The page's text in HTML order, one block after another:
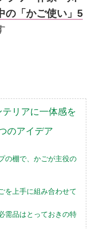
の「かご使い」5
リアに一体感を
のアイデア
の棚で、かごが主役の
を上手に組み合わせて
需品はとっておきの特